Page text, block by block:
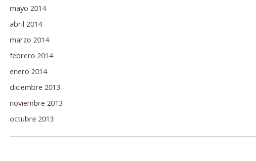
mayo 2014
abril 2014
marzo 2014
febrero 2014
enero 2014
diciembre 2013
noviembre 2013
octubre 2013